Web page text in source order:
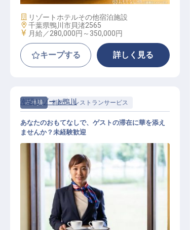
施設業態
リゾートホテルその他宿泊施設
勤務地
千葉県鴨川市貝渚2565
給与
月給／280,000円～ 350,000円
キープする 詳しく見る
正社員 料飲 レストランサービス
レストラン業務
潮騒リゾート鴨川
あなたのおもてなしで、ゲストの滞在に華を添え
ませんか？未経験歓迎